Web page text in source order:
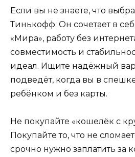
Если вы не знаете, что
Тинькофф. Он сочетает в
«Мира», работу без
совместимость и
идеал. Ищите надёжный
подведёт, когда вы в
ребёнком и без карты.
Не покупайте «кошелёк с
Покупайте то, что не
срочно нужно заплатить за